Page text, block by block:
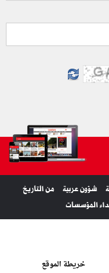
شؤون عربية
من التاريخ
المؤسسات
خريطة الموقع